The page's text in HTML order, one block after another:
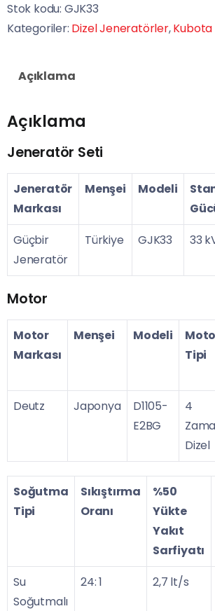
Stok kodu: GJK33
Kategoriler: Dizel Jeneratörler,Kubota
Açıklama
Açıklama
Jeneratör Seti
Jeneratör
Markası
Menşei Modeli
Güçbir
Jeneratör
Türkiye GJK33 33
Motor
Motor
Markası
Menşei Modeli
Tipi
Deutz Japonya
D1105-
E2BG
4
Dizel
Soğutma
Tipi
Sıkıştırma
Oranı
%50
Yükte
Yakıt
Sarfiyatı
Su
Soğutmalı
24: 1 2,7 lt/s